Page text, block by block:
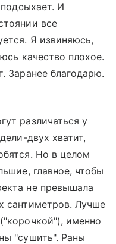
И
все
Я извиняюсь,
качество плохое.
Заранее благодарю.
различаться у
двух хватит,
Но в целом
главное, чтобы
не превышала
сантиметров. Лучше
именно
"сушить". Раны